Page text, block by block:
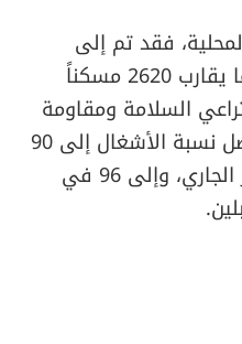
فقد تم إلى
حدود اليوم بناء أو تدعيم ما يقارب 2620 مسكناً
السلامة ومقاومة
الزلازل. ومن المرتقب أن تصل نسبة الأشغال إلى 90
في المائة مع نهاية شتنبر الجاري، وإلى 96 في